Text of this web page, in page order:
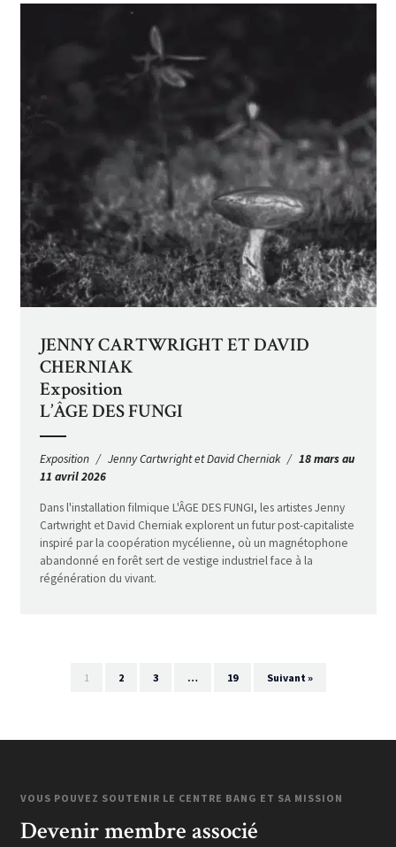
JENNY CARTWRIGHT ET DAVID
CHERNIAK
Exposition
L’ÂGE DES FUNGI
Exposition Jenny Cartwright et David Cherniak
18 mars au
11 avril 2026
Dans l'installation filmique L'ÂGE DES FUNGI, les artistes Jenny
Cartwright et David Cherniak explorent un futur post-capitaliste
inspiré par la coopération mycélienne, où un magnétophone
abandonné en forêt sert de vestige industriel face à la
régénération du vivant.
1 2 3 … 19 Suivant »
VOUS POUVEZ SOUTENIR LE CENTRE BANG ET SA MISSION
Devenir membre associé